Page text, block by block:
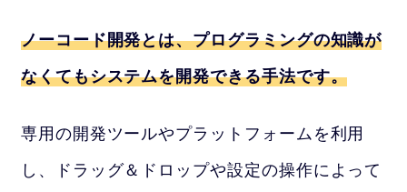
ノーコード開発とは、プログラミングの知識が
なくてもシステムを開発できる手法です。
専用の開発ツールやプラットフォームを利用
し、ドラッグ＆ドロップや設定の操作によって